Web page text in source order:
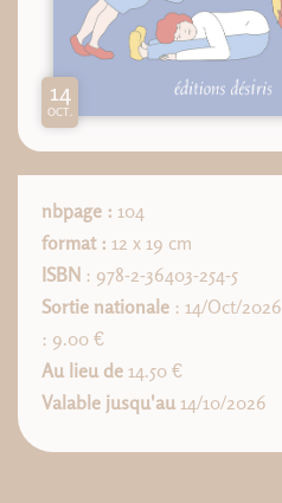
14
OCT.
nbpage : 104
format : 12 x 19 cm
ISBN : 978-2-36403-254-5
Sortie nationale : 14/Oct/2026
: 9.00 €
Au lieu de 14.50 €
Valable jusqu'au 14/10/2026